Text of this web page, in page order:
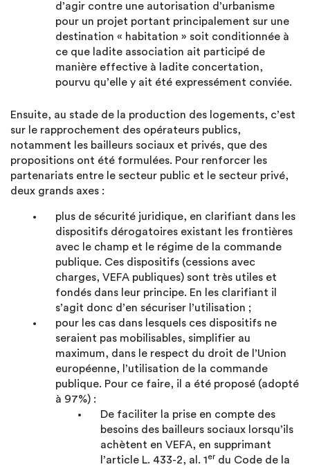
d’agir contre une autorisation d’urbanisme
pour un projet portant principalement sur une
destination « habitation » soit conditionnée à
ce que ladite association ait participé de
manière effective à ladite concertation,
pourvu qu’elle y ait été expressément conviée.
Ensuite, au stade de la production des logements, c’est
sur le rapprochement des opérateurs publics,
notamment les bailleurs sociaux et privés, que des
propositions ont été formulées. Pour renforcer les
partenariats entre le secteur public et le secteur privé,
deux grands axes :
plus de sécurité juridique, en clarifiant dans les
dispositifs dérogatoires existant les frontières
avec le champ et le régime de la commande
publique. Ces dispositifs (cessions avec
charges, VEFA publiques) sont très utiles et
fondés dans leur principe. En les clarifiant il
s’agit donc d’en sécuriser l’utilisation ;
pour les cas dans lesquels ces dispositifs ne
seraient pas mobilisables, simplifier au
maximum, dans le respect du droit de l’Union
européenne, l’utilisation de la commande
publique. Pour ce faire, il a été proposé (adopté
à 97%) :
De faciliter la prise en compte des
besoins des bailleurs sociaux lorsqu’ils
achètent en VEFA, en supprimant
l’article L. 433-2, al. 1er du Code de la